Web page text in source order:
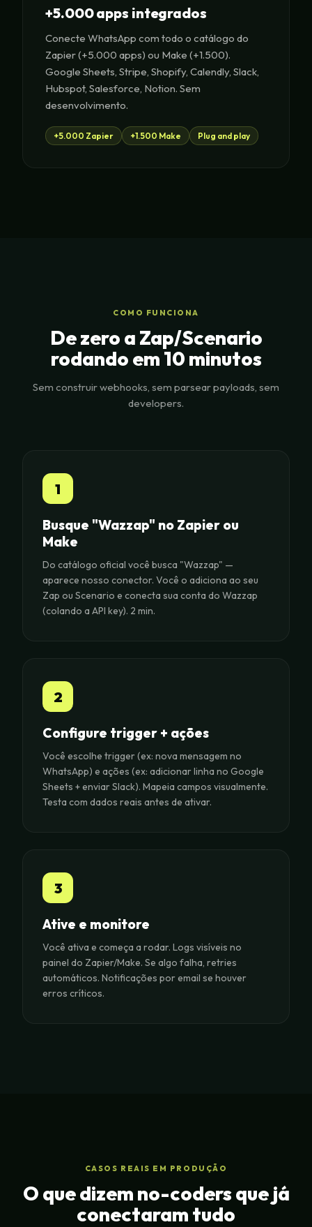
+5.000 apps integrados
Conecte WhatsApp com todo o catálogo do
Zapier (+5.000 apps) ou Make (+1.500).
Google Sheets, Stripe, Shopify, Calendly, Slack,
Hubspot, Salesforce, Notion. Sem
desenvolvimento.
+5.000 Zapier +1.500 Make Plug and play
COMO FUNCIONA
De zero a Zap/Scenario
rodando em 10 minutos
Sem construir webhooks, sem parsear payloads, sem
developers.
1
Busque "Wazzap" no Zapier ou
Make
Do catálogo oficial você busca "Wazzap" —
aparece nosso conector. Você o adiciona ao seu
Zap ou Scenario e conecta sua conta do Wazzap
(colando a API key). 2 min.
2
Configure trigger + ações
Você escolhe trigger (ex: nova mensagem no
WhatsApp) e ações (ex: adicionar linha no Google
Sheets + enviar Slack). Mapeia campos visualmente.
Testa com dados reais antes de ativar.
3
Ative e monitore
Você ativa e começa a rodar. Logs visíveis no
painel do Zapier/Make. Se algo falha, retries
automáticos. Notificações por email se houver
erros críticos.
CASOS REAIS EM PRODUÇÃO
O que dizem no-coders que já
conectaram tudo